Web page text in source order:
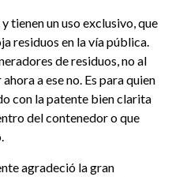
tienen un uso exclusivo, que
residuos en la vía pública.
de residuos, no al
a ese no. Es para quien
con la patente bien clarita
del contenedor o que
agradeció la gran